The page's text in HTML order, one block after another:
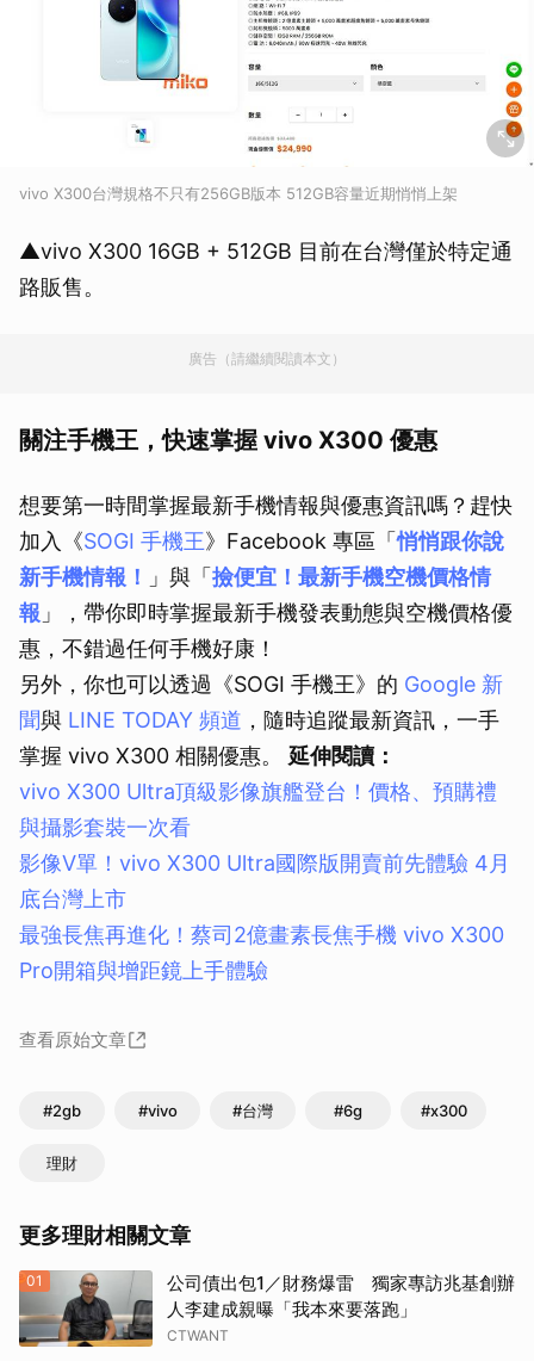
vivo X300台灣規格不只有256GB版本 512GB容量近期悄悄上架
▲vivo X300 16GB + 512GB 目前在台灣僅於特定通
路販售。
廣告（請繼續閱讀本文）
關注手機王，快速掌握 vivo X300 優惠
想要第一時間掌握最新手機情報與優惠資訊嗎？趕快
加入《SOGI 手機王》Facebook 專區「悄悄跟你說
新手機情報！
」與「 撿便宜！最新手機空機價格情
報 」，帶你即時掌握最新手機發表動態與空機價格優
惠，不錯過任何手機好康！
另外，你也可以透過《SOGI 手機王》的 Google 新
聞與 LINE TODAY 頻道 ，隨時追蹤最新資訊，一手
掌握 vivo X300 相關優惠。 延伸閱讀：
vivo X300 Ultra頂級影像旗艦登台！價格、預購禮
與攝影套裝一次看
影像V單！vivo X300 Ultra國際版開賣前先體驗 4月
底台灣上市
最強長焦再進化！蔡司2億畫素長焦手機 vivo X300
Pro開箱與增距鏡上手體驗
查看原始文章
#2gb #vivo #台灣 #6g #x300
理財
更多理財相關文章
01
公司債出包1／財務爆雷 獨家專訪兆基創辦
人李建成親曝「我本來要落跑」
CTWANT